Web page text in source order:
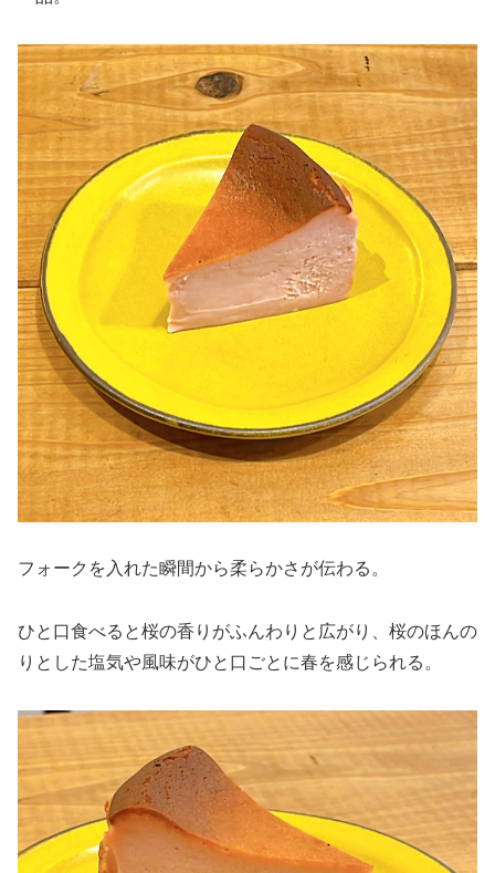
フォークを入れた瞬間から柔らかさが伝わる。
ひと口食べると桜の香りがふんわりと広がり、桜のほんの
りとした塩気や風味がひと口ごとに春を感じられる。